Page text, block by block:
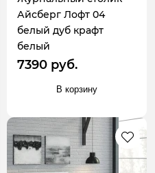
Айсберг Лофт 04
белый дуб крафт
белый
7390 руб.
В корзину